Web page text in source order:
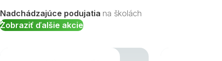
Nadchádzajúce podujatia na školách
Zobraziť ďalšie akcie